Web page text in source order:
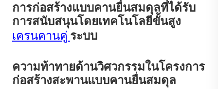
การก่อสร้างแบบคานยื่นสมดุลที่ได้รับ
การสนับสนุนโดยเทคโนโลยีขั้นสูง
เครนคานคู่ ระบบ
ความท้าทายด้านวิศวกรรมในโครงการ
ก่อสร้างสะพานแบบคานยื่นสมดุล